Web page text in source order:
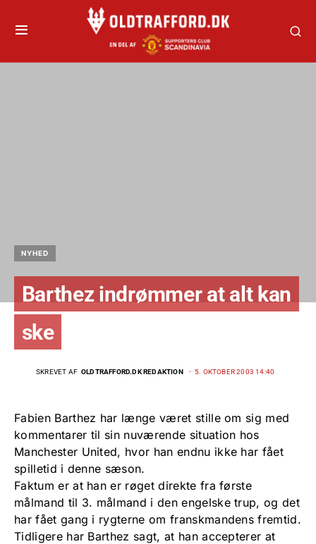
NYHED
Barthez indrømmer at alt kan
ske
SKREVET AF OLDTRAFFORD.DK REDAKTION 5. OKTOBER 2003 14:40
Fabien Barthez har længe været stille om sig med
kommentarer til sin nuværende situation hos
Manchester United, hvor han endnu ikke har fået
spilletid i denne sæson.
Faktum er at han er røget direkte fra første
målmand til 3. målmand i den engelske trup, og det
har fået gang i rygterne om franskmandens fremtid.
Tidligere har Barthez sagt, at han accepterer at